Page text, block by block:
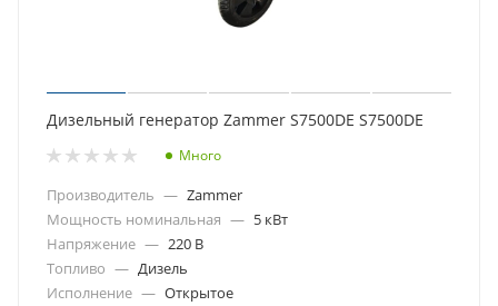
Дизельный генератор Zammer S7500DE S7500DE
Много
Производитель — Zammer
Мощность номинальная — 5 кВт
Напряжение — 220 В
Топливо — Дизель
Исполнение — Открытое